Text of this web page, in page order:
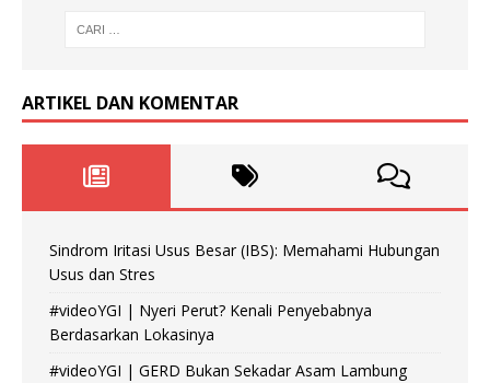
ARTIKEL DAN KOMENTAR
Sindrom Iritasi Usus Besar (IBS): Memahami Hubungan
Usus dan Stres
#videoYGI | Nyeri Perut? Kenali Penyebabnya
Berdasarkan Lokasinya
#videoYGI | GERD Bukan Sekadar Asam Lambung